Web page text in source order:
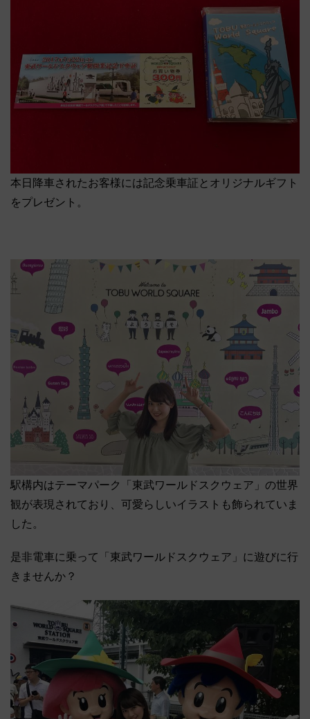
本日降車されたお客様には記念乗車証とオリジナルギフト
をプレゼント。
駅構内はテーマパーク「東武ワールドスクウェア」の世界
観が表現されており、可愛らしいイラストも飾られていま
した。
是非電車に乗って「東武ワールドスクウェア」に遊びに行
きませんか？